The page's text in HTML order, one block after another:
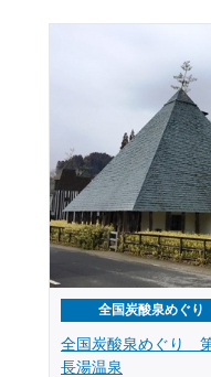
全国炭酸泉めぐり
全国炭酸泉めぐり
長湯温泉